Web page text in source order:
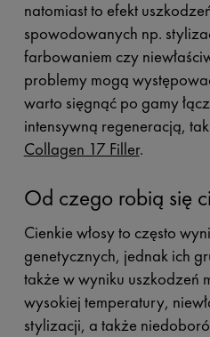
natomiast to efekt
spowodowanych np.
farbowaniem czy
problemy mogą
warto sięgnąć po gamy
intensywną regeneracją,
Collagen 17 Filler.
Od czego robią się
Cienkie włosy to często
genetycznych, jednak ich
także w wyniku uszkodzeń
wysokiej temperatury,
stylizacji, a także